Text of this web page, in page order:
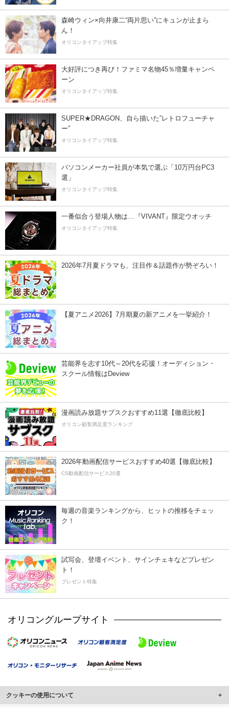
森崎ウィン×向井康二“両片思い”にキュンが止まら
ん！
オリコンタイアップ特集
大好評につき再び！ファミマ名物45％増量キャンペ
ーン
オリコンタイアップ特集
SUPER★DRAGON、自ら描いた”レトロフューチャ
ー”
オリコンタイアップ特集
パソコンメーカー社員が本気で選ぶ「10万円台PC3
選」
オリコンタイアップ特集
一番似合う登場人物は…『VIVANT』限定ウオッチ
オリコンタイアップ特集
2026年7月夏ドラマも、注目作＆話題作が勢ぞろい！
【夏アニメ2026】7月期夏の新アニメを一挙紹介！
芸能界を志す10代～20代を応援！オーディション・
スクール情報はDeview
漫画読み放題サブスクおすすめ11選【徹底比較】
オリコン顧客満足度ランキング
2026年動画配信サービスおすすめ40選【徹底比較】
CS動画配信サービス20選
毎週の音楽ランキングから、ヒットの推移をチェッ
ク！
試写会、登壇イベント、サインチェキなどプレゼン
ト！
プレゼント特集
オリコングループサイト
クッキーの使用について